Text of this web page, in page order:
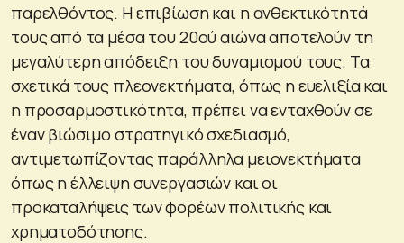
παρελθόντος. Η επιβίωση και η ανθεκτικότητά
τους από τα μέσα του 20ού αιώνα αποτελούν τη
μεγαλύτερη απόδειξη του δυναμισμού τους. Τα
σχετικά τους πλεονεκτήματα, όπως η ευελιξία και
η προσαρμοστικότητα, πρέπει να ενταχθούν σε
έναν βιώσιμο στρατηγικό σχεδιασμό,
αντιμετωπίζοντας παράλληλα μειονεκτήματα
όπως η έλλειψη συνεργασιών και οι
προκαταλήψεις των φορέων πολιτικής και
χρηματοδότησης.